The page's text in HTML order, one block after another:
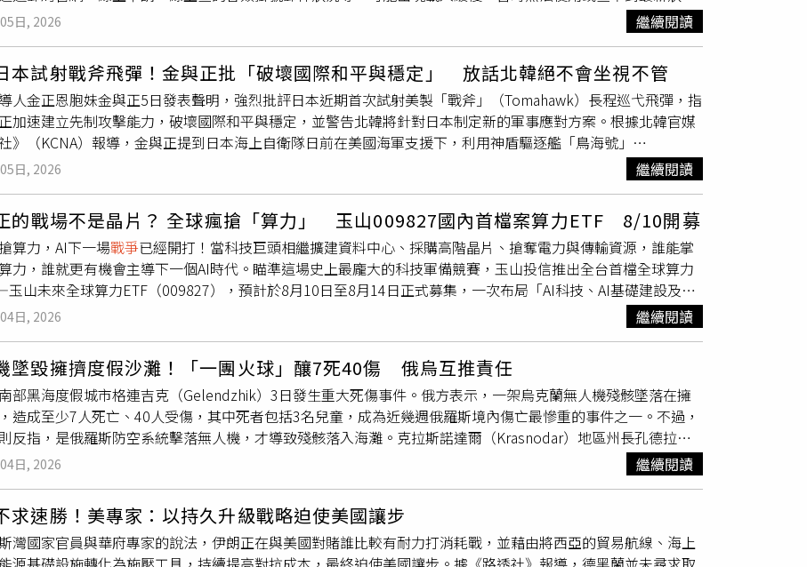
覽由日本當代最具代表性的妖怪民俗學者與收藏家湯本豪一親自策展，他表示「如此大規模在海外介紹這批妖
對我們而言也是第一次。衷心期盼台灣的朋友們都能盡情享受妖怪世界的魅力。」江戶時代的土蜘蛛來襲繪卷
圖／吳德亮攝影）洪侃館長則認為「妖怪文化是日本傳統歷史與文化中重要的組成部分，想要了解日本歷史，
個十分有趣的切入點。希望透過此次展覽，讓台灣觀眾在觀賞文物之餘，看見妖怪如何從古老傳說走入日常生
同時代持續演變，成為日本文化的重要象徵」。開幕茶會北投文物館特別準備以妖怪為主題的點心。（圖／吳
）即將在北投文物館盛大登場的第五屆佳山大茶會也將有妖怪茶席的呈現。（圖／吳德亮攝影）洪侃館長補充
不只存在於日本，北投也擁有豐富的地方傳說」：不僅凱達格蘭族北投社流傳著「山魈（Sansiyao）」的故
特殊的自然景觀同樣充滿神秘色彩，如地熱谷終年煙霧蒸騰而有「地獄谷」、「鬼湖」等別稱；鄰近北投文物
明王石窟，則流傳不動明王降伏青蛇、白蛇兩大蛇妖的故事。北投文物館前身佳山溫泉旅館附近，地方亦相傳
曾有供奉狐狸庵，狐仙守護居民平安等。而園區時常可見如犬吠般鳴叫的「貢德氏赤蛙」，讓湯本豪一先生留
象，館方也特別委請陶藝名家製作仿真作品餽贈。躲在日本日常生活裡的各種器皿上的妖怪，包括中國仙山崑
異獸的瓷酒壺與貓怪白瓷花瓶。（圖／吳德亮攝影）本次特展除了讓日本妖怪與北投地方傳說相互呼應，讓地
自然景觀與民間信仰跨越國界，在北投展開一場精彩的妖怪文化對話。更是長期推動台日文化交流的北投文物
博物館間的重要合作成果。此外館方更串聯北投地區博物館、文化場館、溫泉旅館與地方景點，共同推出「怪
投」系列活動，讓妖怪文化從展覽延伸至整個北投聚落。明治時代描繪稻生平太郎經歷的各種離奇事件的百物
（圖／吳德亮攝影）配合此次特展，北投文物館首度推出妖怪主題餐飲系列，包括期間限定的妖怪懷石料理、
茶及精緻妖怪和菓子。館方將妖怪意象融入料理設計，以精巧的造型與季節食材呈現妖怪文化，讓民眾從展
到空間氛圍，全方位體驗日本文化之美，讓妖怪不只是展櫃中的文物，更成為可以觀賞、品味與分享的文化體
時代的神農鬼島驅魔繪卷。（圖／吳德亮攝影）明治時代描繪一名女子搭乘人力車前往淺草途中神秘消失事件
。（圖／吳德亮攝影）此外，8月12日起，日本京都高台寺已持續二十年的夏季名展「百鬼夜行展」將首度移
由北投文物館規畫，在新北投捷運站附近的古蹟北投溫泉博物館展出。2027年1月再由北投文物館策畫、十餘
代藝術家將於北投中心新村推出「妖相．眾生：當代妖怪的棲居與變貌」特展，以當代藝術媒材重新詮釋妖怪
此從今年夏天到明年春天，妖怪將不只出現在展覽中，而是穿梭於整座北投，而即將在北投文物館盛大登場的
佳山大茶會」也將有妖怪茶席的呈現。北投文物館希望透過跨館舍合作、地方串聯、藝術展覽、飲食體驗與文
打造臺灣首見的妖怪文化季，讓民眾在溫泉、古蹟與自然景觀交織的北投，感受一場融合歷史、藝術、地方文
美學的妖怪盛宴。明治時代新形三十六怪撰。（圖／吳德亮攝影）
考爾如今卻表示，美國政策並不允許華府與北京的外交關係「束縛對台軍售」，「去年12月，國會批准了史上
大的對外軍售案，總額達110億美元，而我們不會就此停止。」若最終獲得批准，這項軍售金額將超越去年底通
歷史紀錄的對台軍售案。當時，北京對此表達強烈譴責，並在不久後於台灣周邊展開為期2天的軍事演習。中
交部截至目前尚未對麥考爾的說法作出回應。不過，上海復旦大學國際問題研究院院長吳心伯分析，麥考爾此
後的主要意圖，大多是出於美國國內政治考量。他指出，重新炒熱對台軍售議題，反映出國會及政府內部的對
所施加的壓力。這些人士認為，川普目前深陷伊朗問題，同時共和黨內部不滿情緒升高，可能危及即將到來的
。吳心伯指出：「至於川普政府，目前正同時面臨國內外各種困境。因此，為了穩定共和黨內部情勢，尤其是
鷹派的支持，恐需要再次打出『台灣牌』。」香港大學當代中國與世界研究中心資深研究員張馳則表示，麥考
目的，是同時向北京與台北「試探水溫」，考量到麥考爾與台灣關係密切，他的相關發言「並不令人意外」，
辭仍展現出「明顯的謹慎與外交技巧」，並未透露任何即將採取具體行動或達成成果的訊號。張馳稱：「這一
出核心問題：當川普試圖在美中關係中建立『建設性戰略穩定關係』時，他將如何處理台灣問題？川普早期在
上確實學到了1個深刻的教訓……但他是否真正完全理解這個問題，仍令人懷疑。」據悉，川普與習近平今年5
舉行峰會時，同意以「建設性戰略穩定關係」作為美中新雙邊關係架構的定義。在那場峰會中，習近平將台灣
為美中關係中「最關鍵的問題」，敦促美方以「極其謹慎」的態度處理，並警告若處理不當，兩國將發生「碰
突」，將整個中美關係「推向十分危險的境地」。川普表示，他與習近平在訪中期間「就台灣問題談了很
過白宮公布的官方會談聲明並未提及此議題。川普今年5月接受《福斯新聞》訪問時表示，美國不會為台灣而
，但他對未來是否持續對台軍售釋出了互相矛盾的訊號。對此，總部設在比利時布魯塞爾的非營利及非政府組
危機組織」（International Crisis Group）東北亞資深分析師William Yang認為，在習近平預定訪美前，川普不
軍售案提交國會，因為他更可能優先確保峰會順利舉行，「川普已經明確表示，在美中關係方面，維持與習近
可運作的工作關係，是他的優先事項之一。」William Yang補充，若在習近平訪美前提出軍售預算，可能導致
，甚至取消，「如果川普政府認為可以藉由對台軍售向北京施壓，那麼他們可能誤判了情勢。在北京眼中，台
本沒有談判空間。」香港大學的張馳也強調，如果目前「來之不易的發展動能」再次遭到破壞，沒有人能保證
仍能維持目前水準。報導補充，美中雙方正為9月在華盛頓（Washington）舉行的新一輪川習會鋪路。根據
報》先前的報導，美國聯邦參議員戴恩斯（Steve Daines）預計將再次訪問中國，並在習近平訪美前展開新一
協助敲定川習會議程、縮小雙方分歧。上個月，大陸外交部長王毅也在菲律賓首都馬尼拉（Manila）與美國國
歐（Marco Rubio）討論了習近平訪美相關事宜。當時被問及對台軍售案時，盧比歐表示，相關方案仍在美國
議改用Wi-Fi或有線網路辦理。中華郵政指出，此次「行動網路降速演練」項目，是為了模擬中部與北部共 14
、天災或網路攻擊等極端情境下通訊資源受限、頻寬不足的狀況。中部地區演練時間為8月10日（星期
午2時30分至3時，包含台中市、苗栗縣、南投縣、彰化縣、雲林縣、嘉義市、嘉義縣；北部地區演練時間則是8
星期四）下午2時30分至3時，包含新北市、台北市、基隆市、桃園市、新竹市、新竹縣、宜蘭縣。中華郵政說
行動網路將變慢與受阻，在演習30分鐘內，手機行動上網將明顯變慢、甚至僅能維持語音通話和簡訊服務；
報案專線、語音通話、簡訊及災防告警細胞廣播（CBS）訊息接收功能仍可正常運作；演習期間中華郵政公司
持正常服務，惟客戶若使用行動網路進行交易或查詢，會因網路降速而不順暢或無法執行。中華郵政表示，演
行動網路降速影響，客戶使用行動網路透過郵局官網、線上申請、線上查詢各類掛號郵件狀況等，可能出現載
、暫時無法使用或查不到最新狀態情形。如需使用線上申請、EZPost登打郵件託運單、郵件查詢、i郵箱相關資
務，建議改採固定網路（Wi-Fi或有線網路）辦理。中華郵政提到，郵務使用之PDA主要透過行動數據（4G/5G）
、快捷掃描郵件上傳、簽收回傳，在演練期間因行動網路降速，可能會出現投遞狀態延遲上傳、暫時無法即時
人資訊的情形，相關資料會於網路恢復後自動補傳，後續客戶可查得完整資訊。中華郵政也建議，演練期間客
避免使用行動網路進行各項金融交易，包含使用數位通路辦理各類轉帳、繳費、繳稅、帳戶連結支付服務及其
連線驗證服務，若客戶有迫切交易需求，請改採固定網路（Wi-Fi或有線網路）連線辦理。中華郵政說，另因行
速影響，演練期間行動郵局APP推播通知及其他即時通知服務可能發生延遲或無法即時發送之情形，建議客戶
束後，登入中華郵政公司網路郵局或行動郵局查詢相關帳務資訊；如演練期間進行相關金融服務，遭遇網路不
避免重複操作，並請務必確認交易結果及留存相關紀錄；若急需辦理各項保險業務，建議採臨櫃及紙本方式申
日, 2026 繼續閱讀
本試射戰斧飛彈！金與正批「破壞國際和平與穩定」 放話北韓絕不會坐視不管
人金正恩胞妹金與正5日發表聲明，強烈批評日本近期首次試射美製「戰斧」（Tomahawk）長程巡弋飛彈，指
加速建立先制攻擊能力，破壞國際和平與穩定，並警告北韓將針對日本制定新的軍事應對方案。根據北韓官媒
》（KCNA）報導，金與正提到日本海上自衛隊日前在美國海軍支援下，利用神盾驅逐艦「鳥海號」
）於太平洋完成戰斧巡弋飛彈試射，並參與今年5月由美國主導、在菲律賓舉行的聯合軍事演習，顯示日本正
升軍事能力。她表示日本透過修改《國家安全保障戰略》，企圖將先制攻擊能力制度化，違反國際法及日本憲法
與行使交戰權的精神，如今已進入「實際犯罪階段」。金與正還點名，日本近年部署反艦飛彈、滑翔彈及
系統，涵蓋陸地、海面、水下及空中等多個領域，認為日本正將整體軍事部署重組為「先制攻擊型」及「海外
體制。金與正批評日本過去一直以「愛好和平國家」形象示人，如今已愈來愈清楚，那只是掩飾其成為軍事大
偽裝；更指控美國是日本危險軍事行動背後的支持者，為日本試射戰斧飛彈提供相關條件與環境。金與正稱美
、南韓共同利用亞太地區港口，損害反帝國主義國家的安全利益，並指此次戰斧飛彈試射已將北韓納入射程範
後警告，北韓絕不會坐視日本軍事化發展，北韓武裝力量與軍方領導層將依據職責，進一步制定明確的軍事選
日, 2026 繼續閱讀
的戰場不是晶片？ 全球瘋搶「算力」 玉山009827國內首檔案算力ETF 8/10開募
算力，AI下一場戰爭已經開打！當科技巨頭相繼擴建資料中心、採購高階晶片、搶奪電力與傳輸資源，誰能掌
力，誰就更有機會主導下一個AI時代。瞄準這場史上最龐大的科技軍備競賽，玉山投信推出全台首檔全球算力
山未來全球算力ETF（009827），預計於8月10日至8月14日正式募集，一次布局「AI科技、AI基礎建設及太
三大算力支柱。AI模型可以快速複製，算力資源卻不是說有就有。晶片產能、資料中心空間、穩定電力與高速
正成為全球科技巨頭爭相搶奪的稀缺資產。這也讓AI投資焦點從單一半導體，迅速擴大到整條基礎建設供應鏈，
長、更廣、也更具延續性的成長賽道。台股後續最有力的成長引擎，仍然是AI。只是下一波受惠主角，將從晶圓
服器，全面擴散至記憶體、散熱、電源、重電、資料中心與網通。放眼全球，2026年美股11大產業獲利預估全
，其中科技產業獲利成長預估達43.4%，僅次於能源65.3%，顯示這波AI行情不只靠想像，更有企業獲利作為
。009827以AI科技50%、AI基礎建設30%、太空衛星20%的配置，直攻AI從晶片走向完整算力生態系的爆發商
布局版圖一路從地面延伸至太空：AI科技涵蓋半導體、雲端運算及AI軟體；AI基礎建設納入資料中心、電力
、替代能源、工業電氣與發電設備；太空衛星則掌握設備與服務。這不是押一檔熱門股，而是一次包辦AI運作
缺的整條算力命脈。這場算力大戰，也早已被全球科技領袖點名。OpenAI執行長山姆．奧特曼指出，未來算力將
最昂貴、最重要的資源之一；NVIDIA執行長黃仁勳更直言，AI已從技術展示走向實際獲利，「算力就是營收，
利潤」，企業擁有的算力愈多、運算效率愈高，就能產出更多可創造收益的Token，也讓算力由科技規格正式
業成長與營收競爭的核心；SpaceX執行長伊隆．馬斯克則持續看好太空運算發展，認為未來太空算力規模有機
日, 2026 繼續閱讀
墜毀擁擠度假沙灘！「一團火球」釀7死40傷 俄烏互推責任
部黑海度假城市格連吉克（Gelendzhik）3日發生重大死傷事件。俄方表示，一架烏克蘭無人機殘骸墜落在擁
造成至少7人死亡、40人受傷，其中死者包括3名兒童，成為近幾週俄羅斯境內傷亡最慘重的事件之一。不過，
反指，是俄羅斯防空系統擊落無人機，才導致殘骸落入海灘。克拉斯諾達爾（Krasnodar）地區州長孔德拉季
Kondratiev）表示，死者皆是在「無人機殘骸墜落」時罹難，另有40人受傷，其中21人住院、19人接
，他並向罹難者家屬表達慰問。目前尚未確認事故究竟是俄軍防空系統擊落無人機，還是無人機自行墜毀所致。
分析現場影片指出，爆炸前幾秒可聽見至少3處自動武器開火聲，無人機隨後突然改變飛行方向並俯衝墜向海
飛越海灘西側一處俄軍雷達設施後落地爆炸。對此，烏克蘭政府反假訊息中心主任科瓦連科（Andriy
）表示，事件是俄羅斯防空部隊在滿是遊客的海灘上空擊落無人機所造成，並批評俄方未妥善發布空襲警
日, 2026 繼續閱讀
求速勝！美專家：以持久升級戰略迫使美國讓步
灣國家官員與華府專家的說法，伊朗正在與美國對賭誰比較有耐力打消耗戰，並藉由將西亞的貿易航線、海上